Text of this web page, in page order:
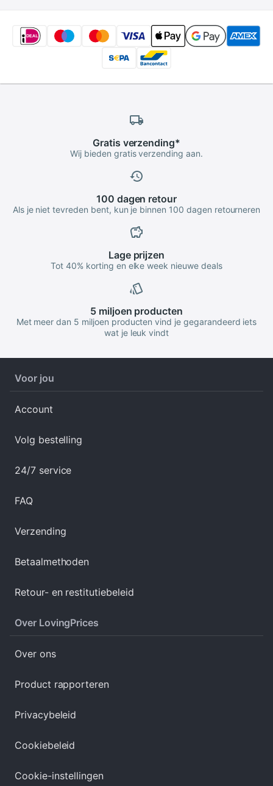
Gratis verzending*
Wij bieden gratis verzending aan.
100 dagen retour
Als je niet tevreden bent, kun je binnen 100 dagen retourneren
Lageprijzen
Tot 40% korting en elke week nieuwe deals
5 miljoen producten
Met meer dan 5 miljoen producten vind je gegarandeerd iets
wat je leuk vindt
Voor jou
Account
Volg bestelling
24/7 service
FAQ
Verzending
Betaalmethoden
Retour- en restitutiebeleid
Over LovingPrices
Over ons
Product rapporteren
Privacybeleid
Cookiebeleid
Cookie-instellingen